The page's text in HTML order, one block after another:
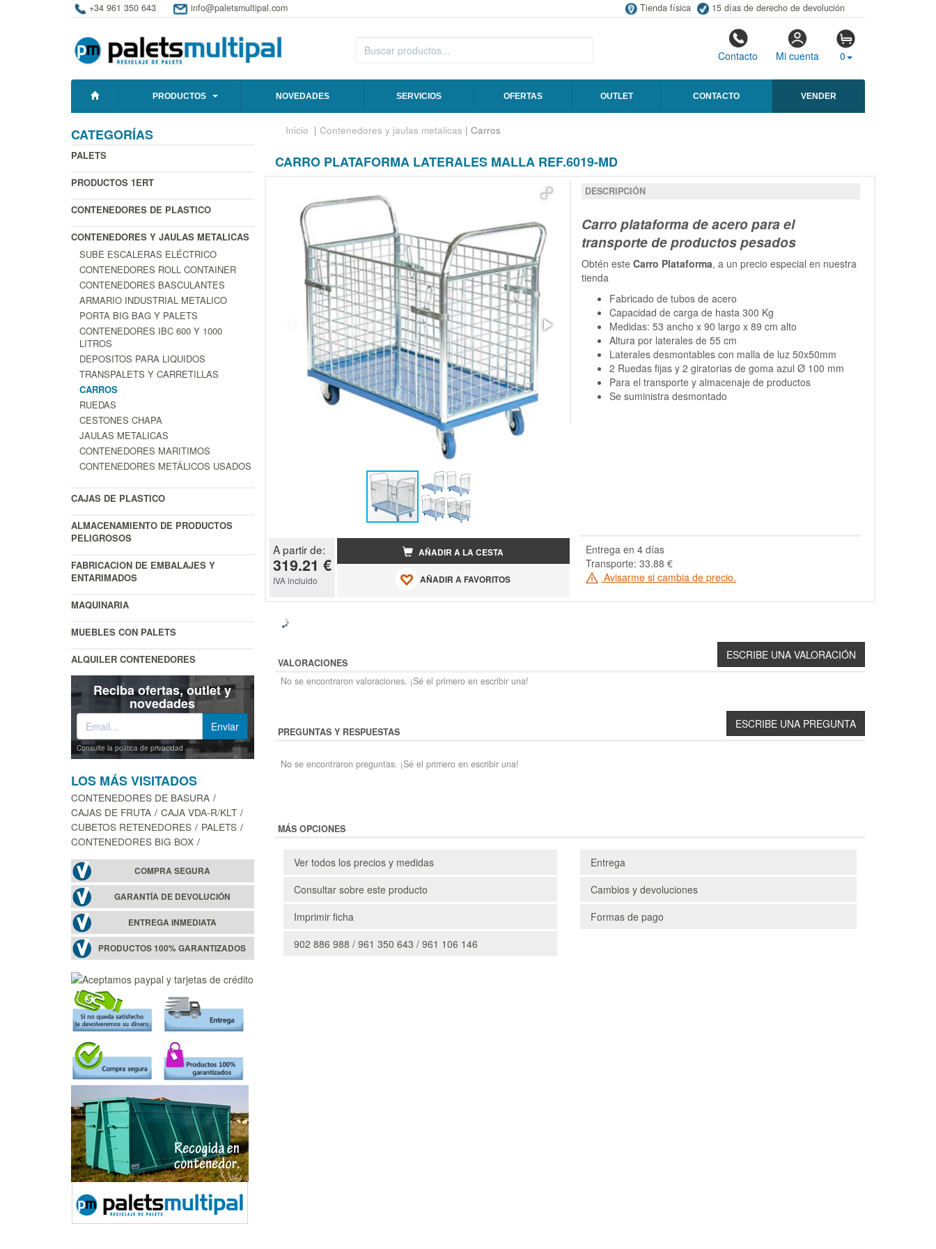
+34 961 350 643 info@paletsmultipal.com Tienda física 15 días de derecho de devolución
Contacto Mi cuenta 0
PRODUCTOS NOVEDADES SERVICIOS OFERTAS OUTLET CONTACTO VENDER
CATEGORÍAS
PALETS
PRODUCTOS 1ERT
CONTENEDORES DE PLASTICO
CONTENEDORES Y JAULAS METALICAS
SUBE ESCALERAS ELÉCTRICO
CONTENEDORES ROLL CONTAINER
CONTENEDORES BASCULANTES
ARMARIO INDUSTRIAL METALICO
PORTA BIG BAG Y PALETS
CONTENEDORES IBC 600 Y 1000
LITROS
DEPOSITOS PARA LIQUIDOS
TRANSPALETS Y CARRETILLAS
CARROS
RUEDAS
CESTONES CHAPA
JAULAS METALICAS
CONTENEDORES MARITIMOS
CONTENEDORES METÁLICOS USADOS
CAJAS DE PLASTICO
ALMACENAMIENTO DE PRODUCTOS
PELIGROSOS
FABRICACION DE EMBALAJES Y
ENTARIMADOS
MAQUINARIA
MUEBLES CON PALETS
ALQUILER CONTENEDORES
Reciba ofertas, outlet y
novedades
Consulte la política de privacidad
LOS MÁS VISITADOS
CONTENEDORES DE BASURA
CAJAS DE FRUTA
CAJA VDA-R/KLT
CUBETOS RETENEDORES
PALETS
CONTENEDORES BIG BOX
COMPRA SEGURA
GARANTÍA DE DEVOLUCIÓN
ENTREGA INMEDIATA
PRODUCTOS 100% GARANTIZADOS
Inicio | Contenedores y jaulas metalicas | Carros
CARRO PLATAFORMA LATERALES MALLA REF.6019-MD
DESCRIPCIÓN
Carro plataforma de acero para el
transporte de productos pesados
Obtén esteCarro Plataforma, a un precio especial en nuestra
tienda
Fabricado de tubos de acero
Capacidad de carga de hasta 300 Kg
Medidas: 53 ancho x 90 largo x 89 cm alto
Altura por laterales de 55 cm
Laterales desmontables con malla de luz 50x50mm
2 Ruedas fijas y 2 giratorias de goma azul Ø 100 mm
Para el transporte y almacenaje de productos
Se suministra desmontado
A partir de:
319.21 €
IVA incluido
AÑADIR A LA CESTA
AÑADIR A FAVORITOS
Entrega en 4 días
Transporte: 33.88 €
Avisarme si cambia de precio.
VALORACIONES
No se encontraron valoraciones. ¡Sé el primero en escribir una!
PREGUNTAS Y RESPUESTAS
No se encontraron preguntas. ¡Sé el primero en escribir una!
MÁS OPCIONES
Ver todos los precios y medidas
Consultar sobre este producto
Imprimir ficha
902 886 988 / 961 350 643 / 961 106 146
Entrega
Cambios y devoluciones
Formas de pago